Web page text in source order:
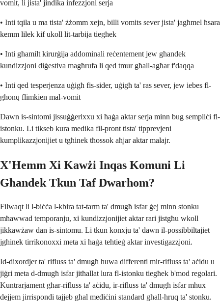
vomit, li jista' jindika infezzjoni serja
• Inti tqila u ma tista' żżomm xejn, billi vomits sever jista' jagħmel ħsara
kemm lilek kif ukoll lit-tarbija tiegħek
• Inti għamilt kirurġija addominali reċentement jew għandek
kundizzjoni diġestiva magħrufa li qed tmur għall-agħar f'daqqa
• Inti qed tesperjenza uġigħ fis-sider, uġigħ ta' ras sever, jew iebes fl-
għonq flimkien mal-vomit
Dawn is-sintomi jissuġġerixxu xi ħaġa aktar serja minn bug sempliċi fl-
istonku. Li tikseb kura medika fil-pront tista' tipprevjeni
kumplikazzjonijiet u tgħinek tħossok aħjar aktar malajr.
X'Hemm Xi Kawżi Inqas Komuni Li
Għandek Tkun Taf Dwarhom?
Filwaqt li l-biċċa l-kbira tat-tarm ta' dmugħ isfar ġej minn stonku
mħawwad temporanju, xi kundizzjonijiet aktar rari jistgħu wkoll
jikkawżaw dan is-sintomu. Li tkun konxju ta' dawn il-possibbiltajiet
jgħinek tirrikonoxxi meta xi ħaġa teħtieġ aktar investigazzjoni.
Id-dixordjer ta' rifluss ta' dmugħ huwa differenti mir-rifluss ta' aċidu u
jiġri meta d-dmugħ isfar jitħallat lura fl-istonku tiegħek b'mod regolari.
Kuntrarjament għar-rifluss ta' aċidu, ir-rifluss ta' dmugħ isfar mhux
dejjem jirrispondi tajjeb għal mediċini standard għall-ħruq ta' stonku.